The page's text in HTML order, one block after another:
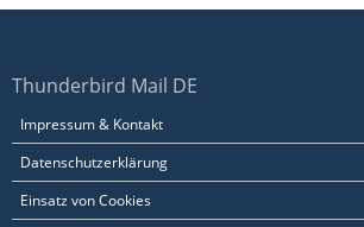
Thunderbird Mail DE
Impressum & Kontakt
Datenschutzerklärung
Einsatz von Cookies